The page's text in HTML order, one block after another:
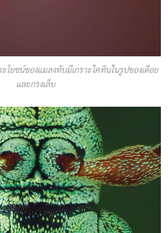
โยชน์ของแมลงทับมีเกราะไคทินในรูปของเดือย
และกรงเล็บ